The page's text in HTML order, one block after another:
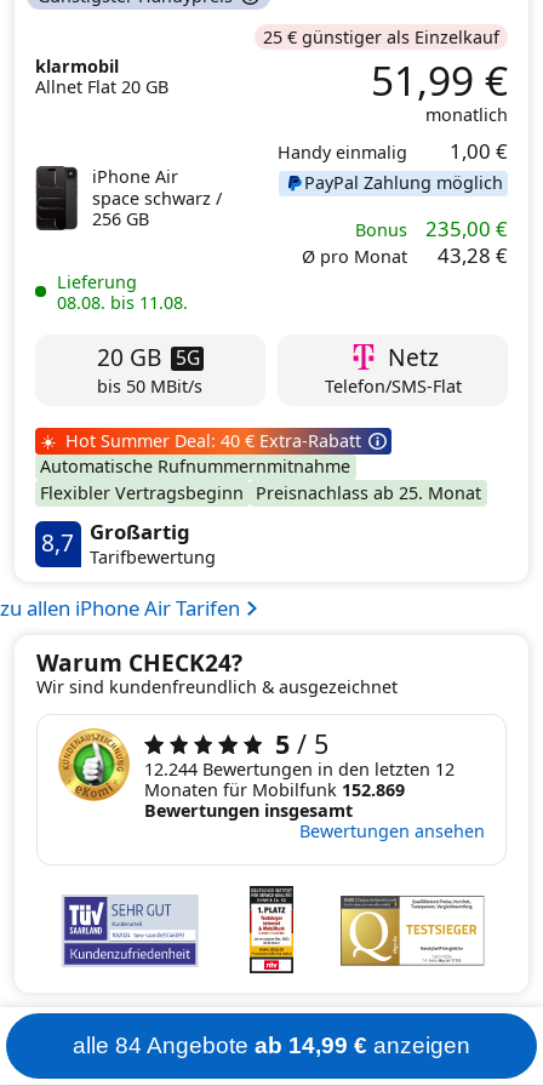
klarmobil
Allnet Flat 20 GB
25 € günstiger als Einzelkauf
51,99 €
monatlich
Handy einmalig
1,00 €
PayPal Zahlung möglich
Bonus 235,00 €
Ø pro Monat 43,28 €
iPhone Air
space schwarz /
256 GB
Lieferung
08.08. bis 11.08.
20 GB 5G
bis 50 MBit/s
Netz
Telefon/SMS-Flat
☀️ Hot Summer Deal: 40 € Extra-Rabatt
Automatische Rufnummernmitnahme
Flexibler Vertragsbeginn
Preisnachlass ab 25. Monat
8,7 Großartig
Tarifbewertung
zu allen iPhone Air Tarifen
Warum CHECK24?
Wir sind kundenfreundlich & ausgezeichnet
5/ 5
12.244 Bewertungen in den letzten 12
Monaten für Mobilfunk 152.869
Bewertungen insgesamt
Bewertungen ansehen
alle 84 Angebote ab 14,99 € anzeigen